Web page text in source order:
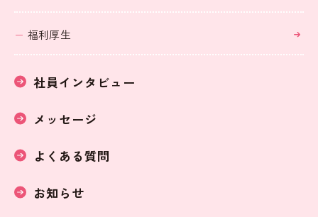
福利厚生
社員インタビュー
メッセージ
よくある質問
お知らせ